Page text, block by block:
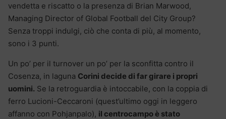
vendetta e riscatto o la presenza di Brian Marwood,
Managing Director of Global Football del City Group?
Senza troppi indulgi, ciò che conta di più, al momento,
sono i 3 punti.
Un po’ per il turnover un po’ per la sconfitta contro il
Cosenza, in laguna Corini decide di far girare i propri
uomini. Se la retroguardia è intoccabile, con la coppia di
ferro Lucioni-Ceccaroni (quest’ultimo oggi in leggero
affanno con Pohjanpalo), il centrocampo è stato